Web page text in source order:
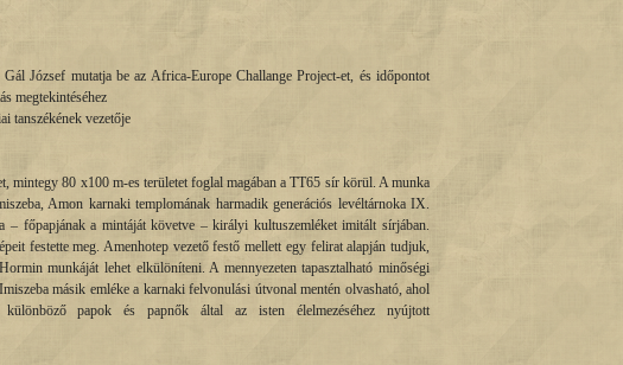
József mutatja be az Africa-Europe Challange Project-et, és időpontot
megtekintéséhez
tanszékének vezetője
mintegy 80 x100 m-es területet foglal magában a TT65 sír körül. A munka
Amon karnaki templomának harmadik generációs levéltárnoka IX.
– főpapjának a mintáját követve – királyi kultuszemléket imitált sírjában.
festette meg. Amenhotep vezető festő mellett egy felirat alapján tudjuk,
munkáját lehet elkülöníteni. A mennyezeten tapasztalható minőségi
másik emléke a karnaki felvonulási útvonal mentén olvasható, ahol
papok és papnők által az isten élelmezéséhez nyújtott